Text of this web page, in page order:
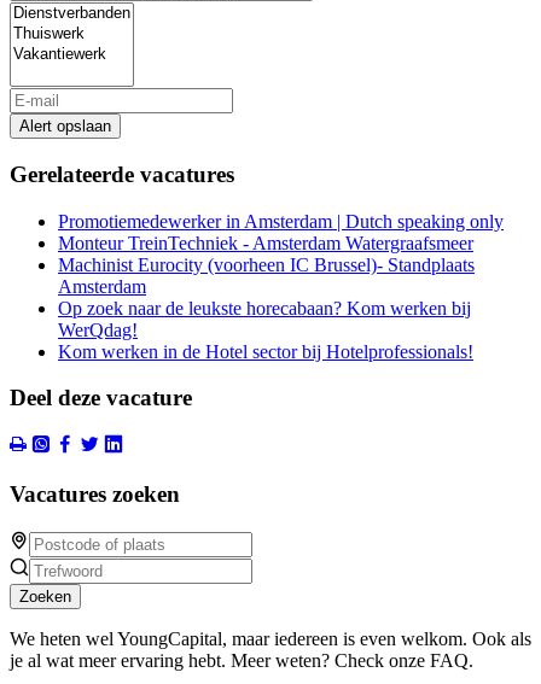
Alert opslaan
Gerelateerde vacatures
Promotiemedewerker in Amsterdam | Dutch speaking only
Monteur TreinTechniek - Amsterdam Watergraafsmeer
Machinist Eurocity (voorheen IC Brussel)- Standplaats
Amsterdam
Op zoek naar de leukste horecabaan? Kom werken bij
WerQdag!
Kom werken in de Hotel sector bij Hotelprofessionals!
Deel deze vacature
Vacatures zoeken
Zoeken
We heten wel YoungCapital, maar iedereen is even welkom. Ook als
je al wat meer ervaring hebt. Meer weten? Check onze FAQ.